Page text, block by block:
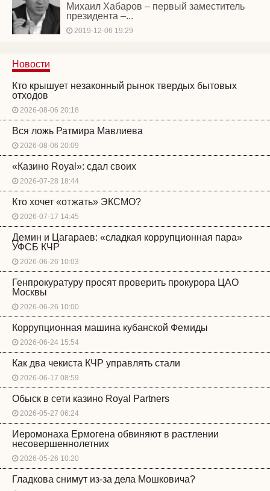
Михаил Хабаров – первый заместитель
президента –...
2019-12-06 19:29
Новости
Кто крышует незаконный рынок твердых бытовых
отходов
2026-08-06 20:18
Вся ложь Ратмира Мавлиева
2026-08-06 20:09
«Казино Royal»: сдал своих
2026-07-28 18:44
Кто хочет «отжать» ЭКСМО?
2026-07-17 14:45
Демин и Цагараев: «сладкая коррупционная пара»
УФСБ КЧР
2026-06-26 10:03
Генпрокуратуру просят проверить прокурора ЦАО
Москвы
2026-06-26 10:00
Коррупционная машина кубанской Фемиды
2026-06-24 15:54
Как два чекиста КЧР управлять стали
2026-06-17 08:59
Обыск в сети казино Royal Partners
2026-05-27 06:24
Иеромонаха Ермогена обвиняют в растлении
несовершеннолетних
2026-05-26 10:20
Гладкова снимут из-за дела Мошковича?